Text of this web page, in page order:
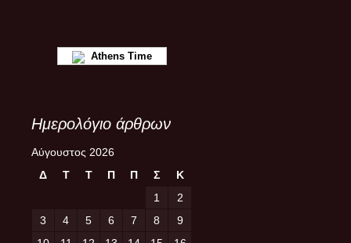
Athens Time
Ημερολόγιο άρθρων
Αύγουστος 2026
Δ
Τ Τ Π Π Σ
Κ
1
2
3
4 5 6 7 8
9